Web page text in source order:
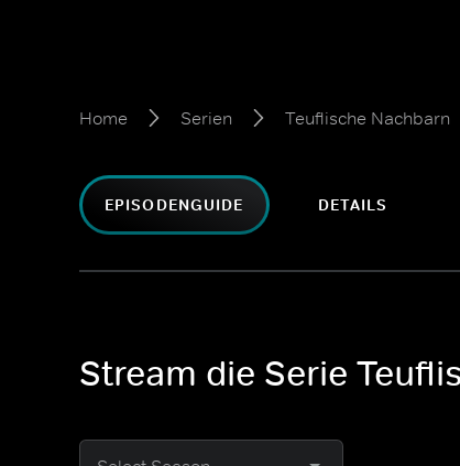
Home Serien Teuflische Nachbarn
EPISODENGUIDE DETAILS
Stream die Serie